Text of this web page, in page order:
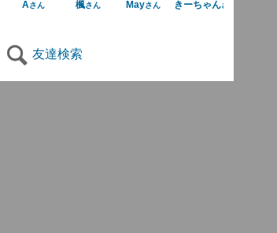
Aさん 楓さん Mayさん きーちゃんさん
友達検索